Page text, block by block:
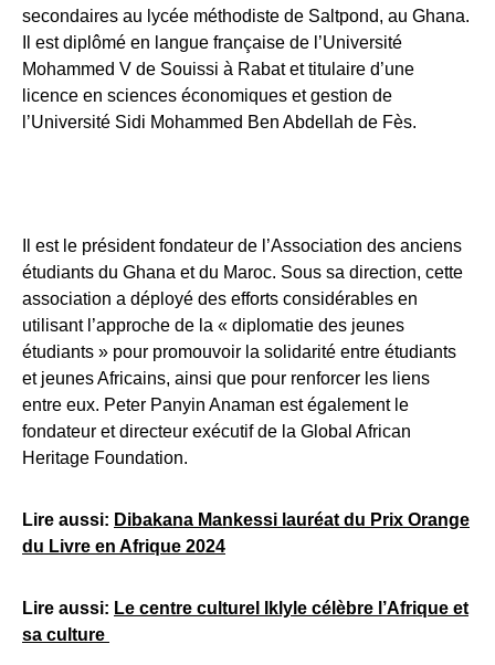
secondaires au lycée méthodiste de Saltpond, au Ghana.
Il est diplômé en langue française de l’Université
Mohammed V de Souissi à Rabat et titulaire d’une
licence en sciences économiques et gestion de
l’Université Sidi Mohammed Ben Abdellah de Fès.
Il est le président fondateur de l’Association des anciens
étudiants du Ghana et du Maroc. Sous sa direction, cette
association a déployé des efforts considérables en
utilisant l’approche de la « diplomatie des jeunes
étudiants » pour promouvoir la solidarité entre étudiants
et jeunes Africains, ainsi que pour renforcer les liens
entre eux. Peter Panyin Anaman est également le
fondateur et directeur exécutif de la Global African
Heritage Foundation.
Lire aussi: Dibakana Mankessi lauréat du Prix Orange
du Livre en Afrique 2024
Lire aussi: Le centre culturel Iklyle célèbre l’Afrique et
sa culture